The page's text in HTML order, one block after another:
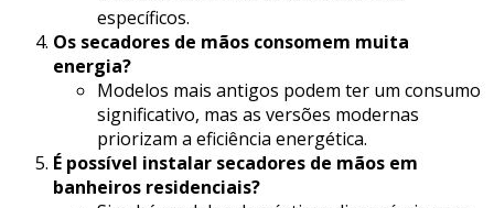
específicos.
Os secadores de mãos consomem muita
energia?
Modelos mais antigos podem ter um consumo
significativo, mas as versões modernas
priorizam a eficiência energética.
É possível instalar secadores de mãos em
banheiros residenciais?